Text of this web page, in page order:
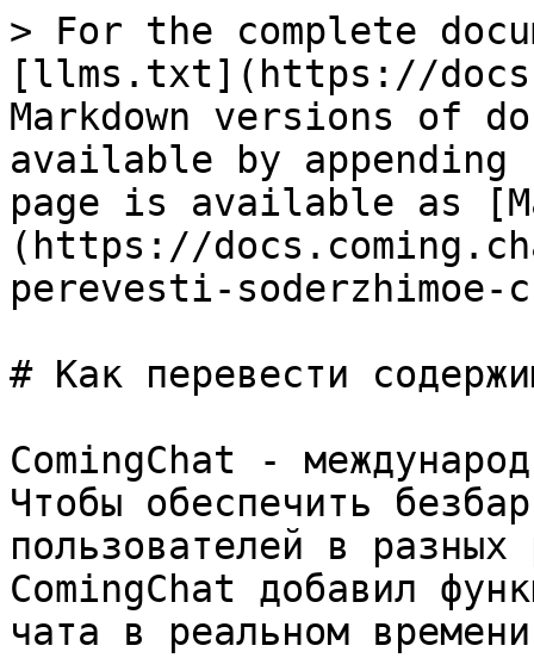
> For the complete
[llms.txt](https://
Markdown versions of
available by
page is available as
(https://
perevesti-soderzhimoe-
# Как перевести
ComingChat -
Чтобы обеспечить
пользователей в
ComingChat добавил
чата в реальном